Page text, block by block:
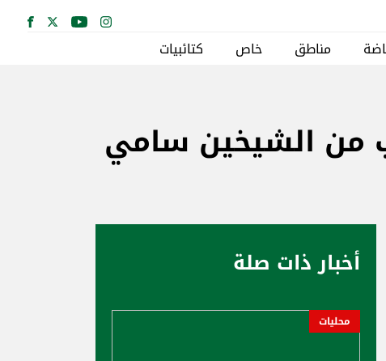
مناطق خاص كتائبيات
من الشيخين سامي
أخبار ذات صلة
محليات